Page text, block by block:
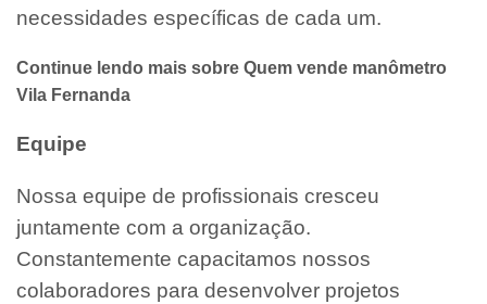
necessidades específicas de cada um.
Continue lendo mais sobre Quem vende manômetro
Vila Fernanda
Equipe
Nossa equipe de profissionais cresceu
juntamente com a organização.
Constantemente capacitamos nossos
colaboradores para desenvolver projetos